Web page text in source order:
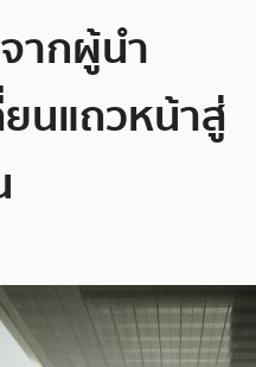
ากผู้นำ
นแถวหน้าสู่